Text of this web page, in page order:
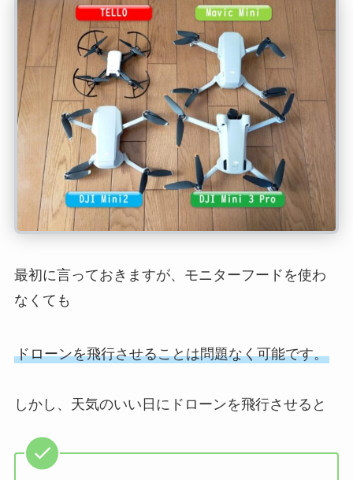
最初に言っておきますが、モニターフードを使わ
なくても
ドローンを飛行させることは問題なく可能です。
しかし、天気のいい日にドローンを飛行させると